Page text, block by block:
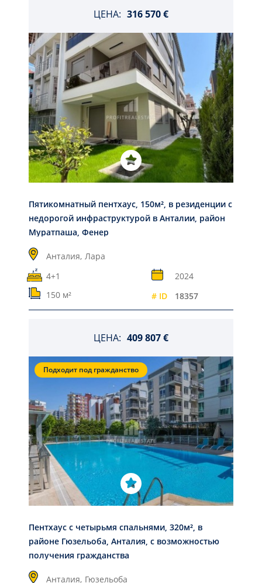
ЦЕНА: 316 570 €
Пятикомнатный пентхаус, 150м², в резиденции с
недорогой инфраструктурой в Анталии, район
Муратпаша, Фенер
Анталия, Лара
4+1
2024
150 м²
# ID 18357
ЦЕНА: 409 807 €
Подходит под гражданство
Пентхаус с четырьмя спальнями, 320м², в
районе Гюзельоба, Анталия, с возможностью
получения гражданства
Анталия, Гюзельоба